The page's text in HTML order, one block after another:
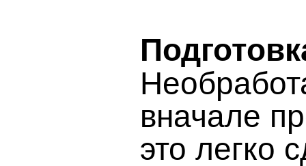
вначале
это легко